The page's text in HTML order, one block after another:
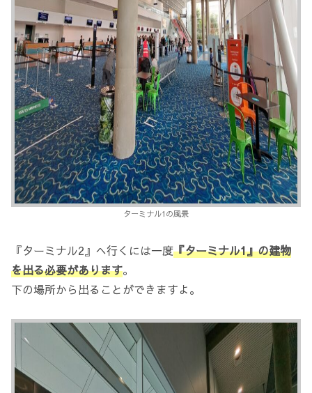
ターミナル1の風景
『ターミナル2』へ行くには一度『ターミナル1』の建物
を出る必要があります。
下の場所から出ることができますよ。